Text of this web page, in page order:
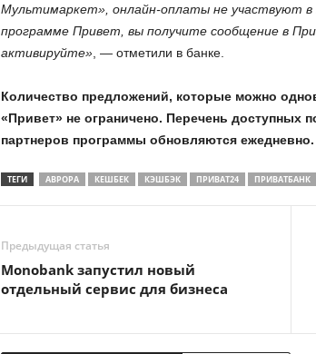
Мультимаркет», онлайн-оплаты не участвуют в
программе Привет, вы получите сообщение в
активируйте», — отметили в банке.
Количество предложений, которые можно
«Привет» не ограничено. Перечень доступных
партнеров программы обновляются ежедневно.
ТЕГИ АВРОРА КЕШБЕК КЭШБЭК ПРИВАТ24 ПРИВАТБАНК
Предыдущая статья
Monobank запустил новый
отдельный сервис для бизнеса